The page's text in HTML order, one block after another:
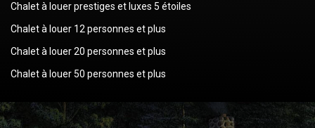
Chalet à louer prestiges et luxes 5 étoiles
Chalet à louer 12 personnes et plus
Chalet à louer 20 personnes et plus
Chalet à louer 50 personnes et plus